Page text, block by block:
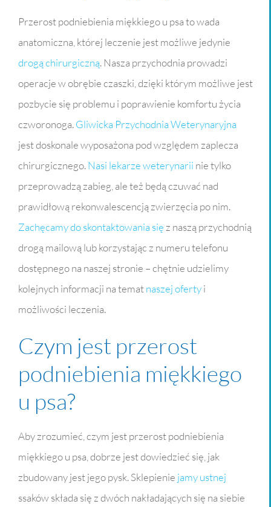
Przerost podniebienia miękkiego u psa to wada
anatomiczna, której leczenie jest możliwe jedynie
drogą chirurgiczną. Nasza przychodnia prowadzi
operacje w obrębie czaszki, dzięki którym możliwe jest
pozbycie się problemu i poprawienie komfortu życia
czworonoga.Gliwicka Przychodnia Weterynaryjna
jest doskonale wyposażona pod względem zaplecza
chirurgicznego.Nasi lekarzeweterynarii nie tylko
przeprowadzą zabieg, ale też będą czuwać nad
prawidłową rekonwalescencją zwierzęcia po nim.
Zachęcamy do skontaktowania się z naszą przychodnią
drogą mailową lub korzystając z numeru telefonu
dostępnego na naszej stronie – chętnie udzielimy
kolejnych informacji na tematnaszej ofertyi
możliwości leczenia.
Czym jest przerost
podniebienia miękkiego
u psa?
Aby zrozumieć, czym jest przerost podniebienia
miękkiego u psa, dobrze jest dowiedzieć się, jak
zbudowany jest jego pysk. Sklepienie jamy ustnej
ssaków składa się z dwóch nakładających się na siebie